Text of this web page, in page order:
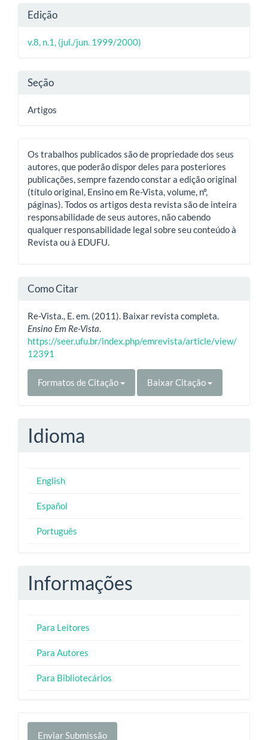
artigo
principal
Detalhes
do
artigo
Edição
v.8, n.1, (jul./jun. 1999/2000)
Seção
Artigos
Os trabalhos publicados são de propriedade dos seus
autores, que poderão dispor deles para posteriores
publicações, sempre fazendo constar a edição original
(título original, Ensino em Re-Vista, volume, nº,
páginas). Todos os artigos desta revista são de inteira
responsabilidade de seus autores, não cabendo
qualquer responsabilidade legal sobre seu conteúdo à
Revista ou à EDUFU.
Como Citar
Re-Vista., E. em. (2011). Baixar revista completa.
Ensino Em Re-Vista.
https://seer.ufu.br/index.php/emrevista/article/view/
12391
Formatos de Citação Baixar Citação
Idioma
English
Español
Português
Informações
Para Leitores
Para Autores
Para Bibliotecários
Enviar
Enviar Submissão